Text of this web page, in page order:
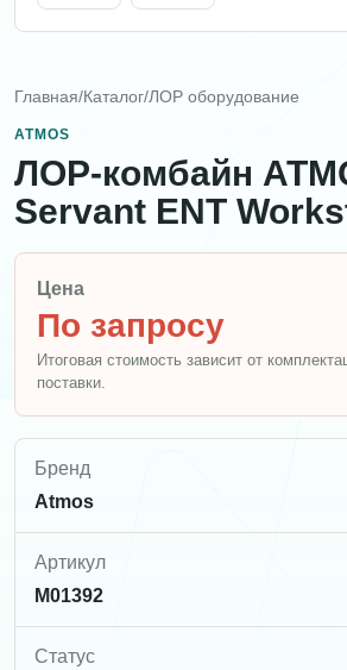
Главная/Каталог/ЛОР оборудование
ATMOS
ЛОР-комбайн
Servant ENT
Цена
По запросу
Итоговая стоимость зависит от
поставки.
Бренд
Atmos
Артикул
M01392
Статус